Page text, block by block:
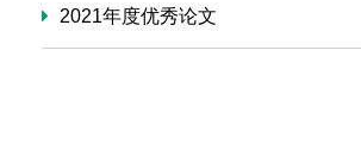
2021年度优秀论文